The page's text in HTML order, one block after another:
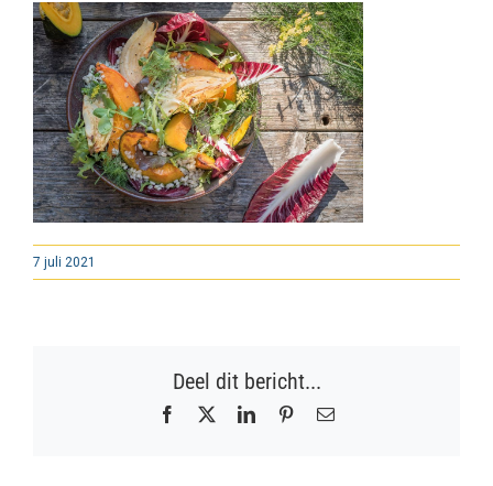
7 juli 2021
Deel dit bericht...
Facebook LinkedInPinterest
E-